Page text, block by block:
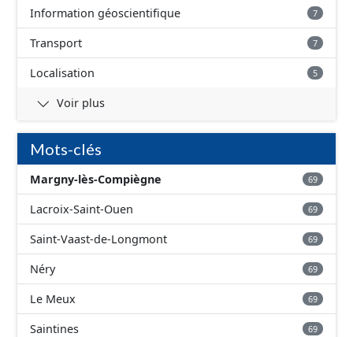
Information géoscientifique 7
Transport 7
Localisation 5
Voir plus
Mots-clés
Margny-lès-Compiègne 69
Lacroix-Saint-Ouen 69
Saint-Vaast-de-Longmont 69
Néry 69
Le Meux 69
Saintines 69